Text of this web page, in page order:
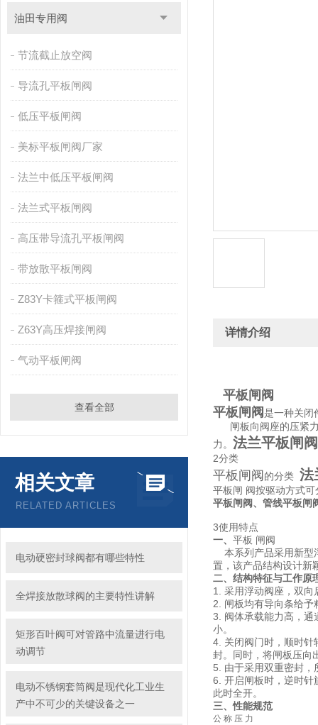
油田专用阀
节流截止放空阀
导流孔平板闸阀
低压平板闸阀
美标平板闸阀厂家
法兰中低压平板闸阀
法兰式平板闸阀
高压带导流孔平板闸阀
带放散平板闸阀
Z83Y卡箍式平板闸阀
Z63Y高压焊接闸阀
气动平板闸阀
查看全部
相关文章
RELATED ARTICLES
电动硬密封球阀都有哪些特性
全焊接放散球阀的主要特性讲解
矩形百叶阀可对管路中流量进行电
动调节
电动不锈钢套筒阀是现代化工业生
产中不可少的关键设备之一
详情介绍
平板闸阀
平板闸阀是一种关闭
闸板向阀座的压紧力
力。 法兰平板闸阀
2分类
平板闸阀 的分类 法
平板闸 阀按驱动方式可
平板闸阀、管线平板闸
3使用特点
一、 平板 闸阀
本系列产品采用新型
置，该产品结构设计新
二、 结构特征与工作原
1. 采用浮动阀座，双
2. 闸板均有导向条给
3. 阀体承载能力高，通
小。
4. 关闭阀门时，顺时针
封。同时，将闸板压向
5. 由于采用双重密封
6. 开启闸板时，逆时针
此时全开。
三、性能规范
公 称 压 力